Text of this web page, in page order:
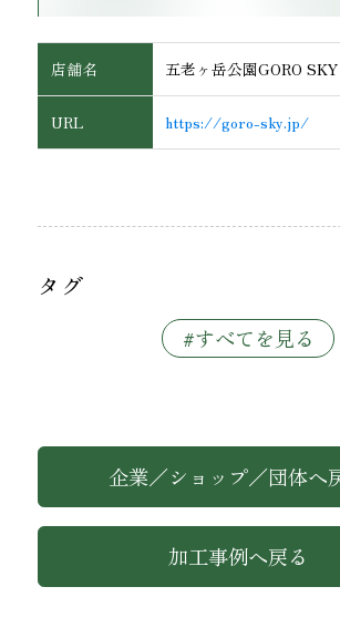
店舗名 五老ヶ岳公園GORO
URL https://goro-sky.jp/
タグ
#すべてを見る
企業／ショップ／団体へ
加工事例へ戻る